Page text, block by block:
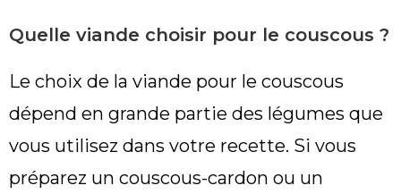
Quelle viande choisir pour le couscous ?
Le choix de la viande pour le couscous
dépend en grande partie des légumes que
vous utilisez dans votre recette. Si vous
préparez un couscous-cardon ou un